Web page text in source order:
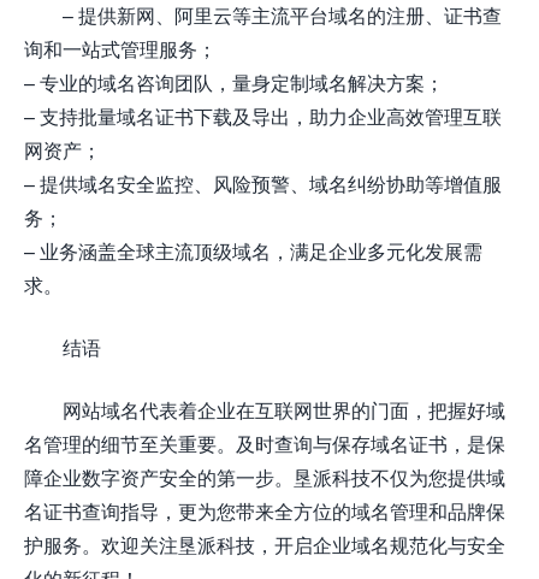
– 提供新网、阿里云等主流平台域名的注册、证书查
询和一站式管理服务；
– 专业的域名咨询团队，量身定制域名解决方案；
– 支持批量域名证书下载及导出，助力企业高效管理互联
网资产；
– 提供域名安全监控、风险预警、域名纠纷协助等增值服
务；
– 业务涵盖全球主流顶级域名，满足企业多元化发展需
求。
结语
网站域名代表着企业在互联网世界的门面，把握好域
名管理的细节至关重要。及时查询与保存域名证书，是保
障企业数字资产安全的第一步。垦派科技不仅为您提供域
名证书查询指导，更为您带来全方位的域名管理和品牌保
护服务。欢迎关注垦派科技，开启企业域名规范化与安全